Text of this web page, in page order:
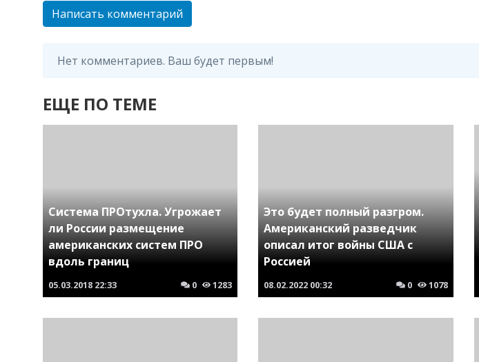
Написать комментарий
Нет комментариев. Ваш будет первым!
ЕЩЕ ПО ТЕМЕ
Система ПРОтухла. Угрожает
ли России размещение
американских систем ПРО
вдоль границ
05.03.2018 22:33 0 1283
Это будет полный разгром.
Американский разведчик
описал итог войны США с
Россией
08.02.2022 00:32 0 1078